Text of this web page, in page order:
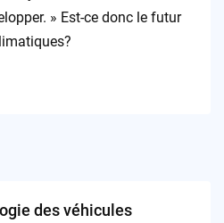
» Est-ce donc le futur
des véhicules